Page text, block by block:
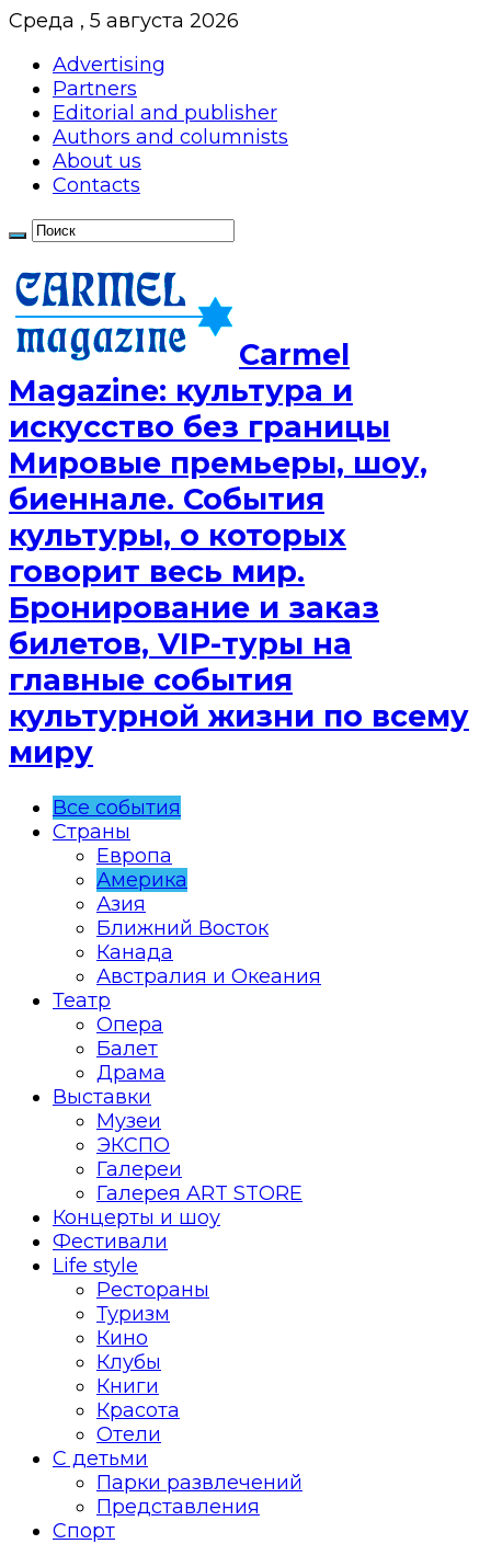
Среда , 5 августа 2026
Advertising
Partners
Editorial and publisher
Authors and columnists
About us
Contacts
Сarmel
Magazine: культура и
искусство без границы
Мировые премьеры, шоу,
биеннале. События
культуры, о которых
говорит весь мир.
Бронирование и заказ
билетов, VIP-туры на
главные события
культурной жизни по всему
миру
Все события
Страны
Европа
Америка
Азия
Ближний Восток
Канада
Австралия и Океания
Театр
Опера
Балет
Драма
Выставки
Музеи
ЭКСПО
Галереи
Галерея ART STORE
Концерты и шоу
Фестивали
Life style
Рестораны
Туризм
Кино
Клубы
Книги
Красота
Отели
С детьми
Парки развлечений
Представления
Спорт